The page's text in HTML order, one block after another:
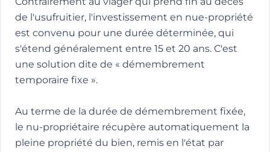
de l'usufruitier, l'investissement en nue-propriété
est convenu pour une durée déterminée, qui
s'étend généralement entre 15 et 20 ans. C'est
une solution dite de « démembrement
temporaire fixe ».
Au terme de la durée de démembrement fixée,
le nu-propriétaire récupère automatiquement la
pleine propriété du bien, remis en l'état par